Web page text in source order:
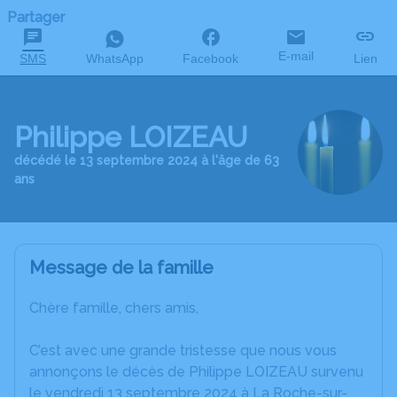
Partager
SMS WhatsApp Facebook E-mail Lien
Philippe LOIZEAU
décédé le 13 septembre 2024 à l'âge de 63
ans
Message de la famille
Chère famille, chers amis,
C’est avec une grande tristesse que nous vous
annonçons le décès de Philippe LOIZEAU survenu
le vendredi 13 septembre 2024 à La Roche-sur-